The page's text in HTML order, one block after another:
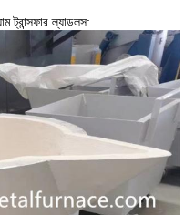
ট্রান্সফার ল্যাডলস: